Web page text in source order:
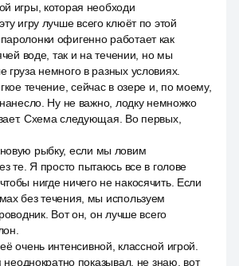
игры, которая необходи
игру лучше всего клюёт по этой
офигенно работает как
воде, так и на течении, но мы
груза немного в разных условиях.
течение, сейчас в озере и, по моему,
Ну не важно, лодку немножко
Схема следующая. Во первых,
рыбку, если мы ловим
те. Я просто пытаюсь все в голове
нигде ничего не накосячить. Если
без течения, мы используем
Вот он, он лучше всего
очень интенсивной, классной игрой.
неоднократно показывал, не знаю, вот